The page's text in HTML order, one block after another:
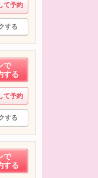
て予約
する
で
する
て予約
する
で
する